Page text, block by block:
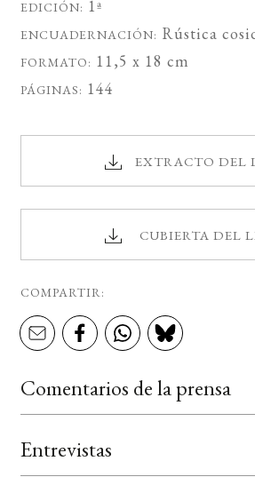
EDICIÓN: 1ª
ENCUADERNACIÓN: Rústica
FORMATO: 11,5 x 18 cm
PÁGINAS: 144
EXTRACTO DEL
CUBIERTA DEL
COMPARTIR:
Comentarios de la prensa
Entrevistas